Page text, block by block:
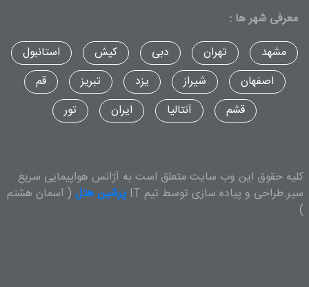
معرفی شهر ها :
مشهد
تهران دبی کیش
استانبول
اصفهان
شیراز یزد تبریز
قم
قشم
آنتالیا ایران تور
کلیه حقوق این وب سایت متعلق است به آژانس هواپیمایی سریع
سیر.طراحی و پیاده سازی توسط تیم IT
پرشین هتل ( آسمان هشتم
)